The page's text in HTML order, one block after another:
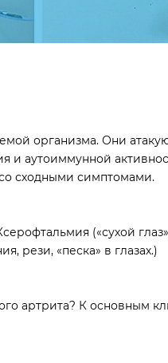
организма. Они
и аутоиммунной
сходными симптомами.
(«сухой
рези, «песка» в глазах.)
артрита? К основным